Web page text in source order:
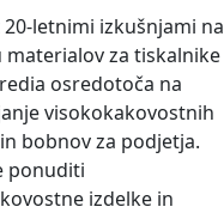
20-letnimi izkušnjami na
za tiskalnike
osredotoča na
visokokakovostnih
bobnov za podjetja.
ponuditi
izdelke in